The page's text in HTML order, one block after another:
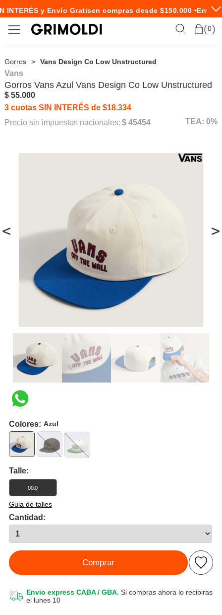
INTERÉS y Envío Gratisen compras desde $150.000 • Envío
0
Gorros Vans Design Co Low Unstructured
< >
Vans
Gorros Vans Azul Vans Design Co Low Unstructured
$ 55.000
3 cuotas SIN INTERÉS de $18.334
Precio sin impuestos nacionales: $ 45454 TEA: 0%
Colores: Azul
Talle:
Guia de talles
00.0
Cantidad:
Comprar
Envio express CABA / GBA. Si compras ahora lo recibiras
el lunes 10